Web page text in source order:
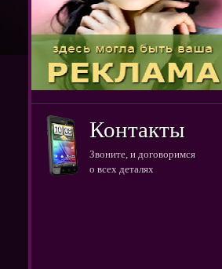
Контакты
Звоните, и договоримся
о всех деталях